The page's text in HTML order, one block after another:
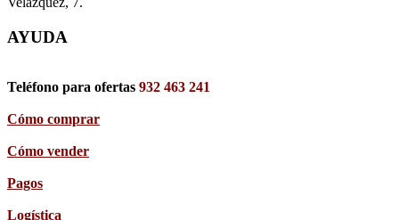
AYUDA
Teléfono para ofertas 932 463 241
Cómo comprar
Cómo vender
Pagos
Logística